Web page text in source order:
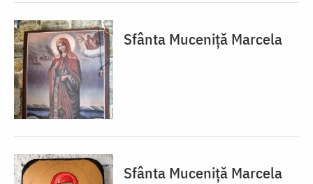
Sfânta Muceniță Marcela
Sfânta Muceniță Marcela